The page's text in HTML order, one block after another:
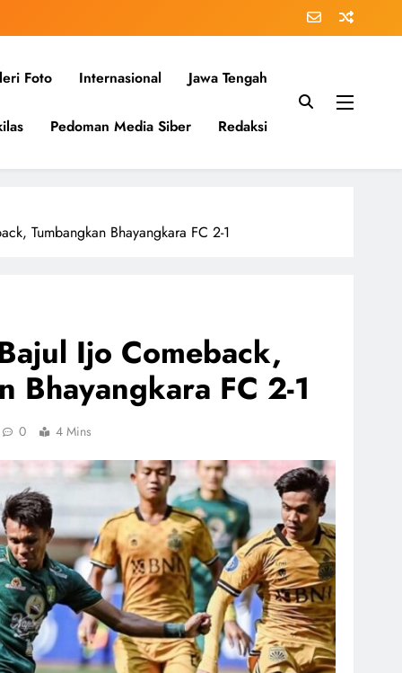
Foto Internasional Jawa Tengah
Pedoman Media Siber Redaksi
Tumbangkan Bhayangkara FC 2-1
Ijo Comeback,
Bhayangkara FC 2-1
0 4 Mins